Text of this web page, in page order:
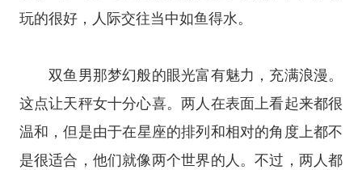
玩的很好，人际交往当中如鱼得水。
双鱼男那梦幻般的眼光富有魅力，充满浪漫。
这点让天秤女十分心喜。两人在表面上看起来都很
温和，但是由于在星座的排列和相对的角度上都不
是很适合，他们就像两个世界的人。不过，两人都